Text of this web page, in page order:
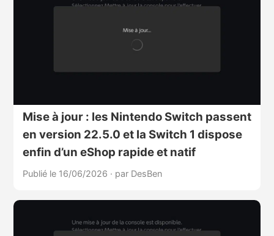
Mise à jour : les Nintendo Switch passent
en version 22.5.0 et la Switch 1 dispose
enfin d’un eShop rapide et natif
Publié le 16/06/2026 · par DesBen